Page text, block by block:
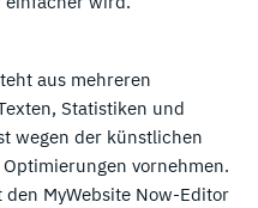
aus mehreren
Statistiken und
wegen der künstlichen
vornehmen.
MyWebsite Now-Editor